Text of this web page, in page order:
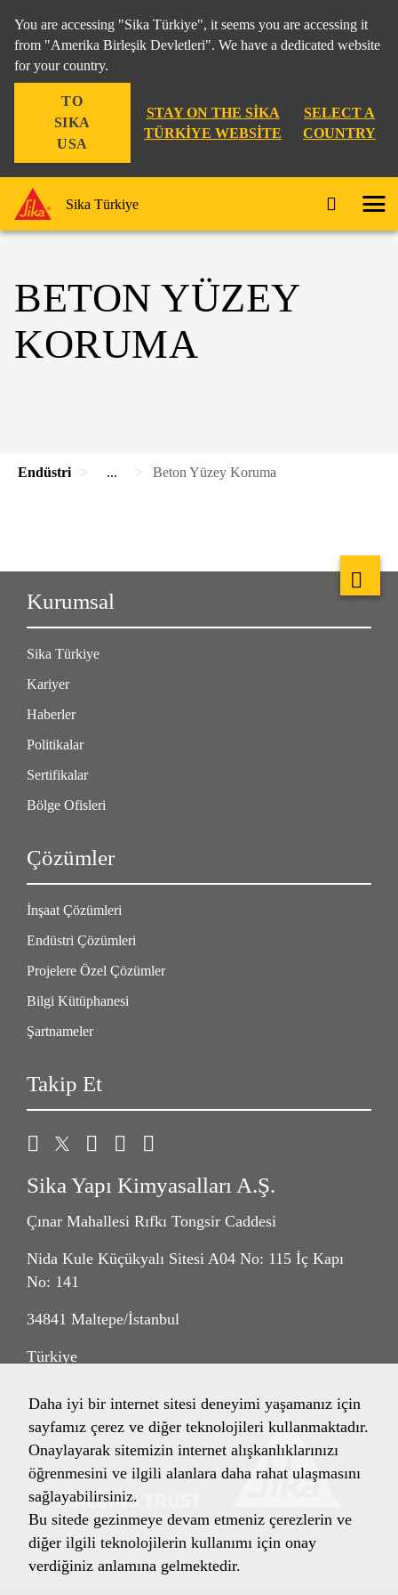
You are accessing "Sika Türkiye", it seems you are accessing it
from "Amerika Birleşik Devletleri". We have a dedicated website
for your country.
TO
SIKA
USA
STAY ON THE SIKA
TÜRKIYE WEBSITE
SELECT A
COUNTRY
Sika Türkiye
BETON YÜZEY
KORUMA
Endüstri ... Beton Yüzey Koruma
Kurumsal
Sika Türkiye
Kariyer
Haberler
Politikalar
Sertifikalar
Bölge Ofisleri
Çözümler
İnşaat Çözümleri
Endüstri Çözümleri
Projelere Özel Çözümler
Bilgi Kütüphanesi
Şartnameler
Takip Et
Sika Yapı Kimyasalları A.Ş.
Çınar Mahallesi Rıfkı Tongsir Caddesi
Nida Kule Küçükyalı Sitesi A04 No: 115 İç Kapı
No: 141
34841 Maltepe/İstanbul
Türkiye
Daha iyi bir internet sitesi deneyimi yaşamanız için
sayfamız çerez ve diğer teknolojileri kullanmaktadır.
Onaylayarak sitemizin internet alışkanlıklarınızı
öğrenmesini ve ilgili alanlara daha rahat ulaşmasını
sağlayabilirsiniz.
Bu sitede gezinmeye devam etmeniz çerezlerin ve
diğer ilgili teknolojilerin kullanımı için onay
verdiğiniz anlamına gelmektedir.